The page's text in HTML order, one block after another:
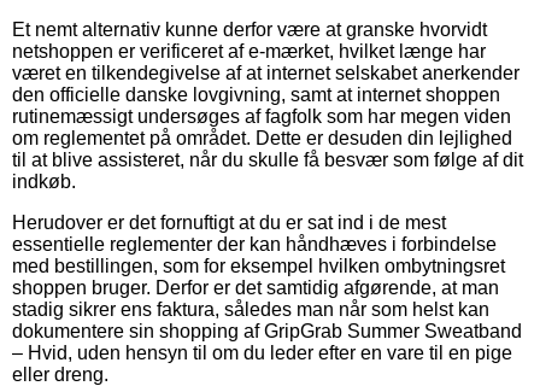
Et nemt alternativ kunne derfor være at granske hvorvidt
netshoppen er verificeret af e-mærket, hvilket længe har
været en tilkendegivelse af at internet selskabet anerkender
den officielle danske lovgivning, samt at internet shoppen
rutinemæssigt undersøges af fagfolk som har megen viden
om reglementet på området. Dette er desuden din lejlighed
til at blive assisteret, når du skulle få besvær som følge af dit
indkøb.
Herudover er det fornuftigt at du er sat ind i de mest
essentielle reglementer der kan håndhæves i forbindelse
med bestillingen, som for eksempel hvilken ombytningsret
shoppen bruger. Derfor er det samtidig afgørende, at man
stadig sikrer ens faktura, således man når som helst kan
dokumentere sin shopping af GripGrab Summer Sweatband
– Hvid, uden hensyn til om du leder efter en vare til en pige
eller dreng.